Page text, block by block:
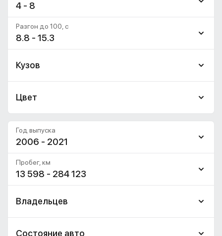
4 - 8
8.8 - 15.3
Разгон до 100, c
Кузов
Цвет
2006 - 2021
Год выпуска
13 598 - 284 123
Пробег, км
Владельцев
Состояние авто